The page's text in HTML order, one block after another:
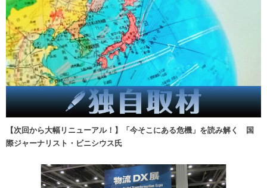
【次回から大幅リニューアル！】「今そこにある危機」を読み解く 国
際ジャーナリスト・ビニシウス氏